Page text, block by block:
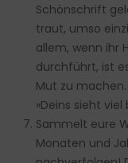
Schönschrift
traut, umso
allem, wenn ihr
durchführt, ist
Mut zu machen.
»Deins sieht
Sammelt eure
Monaten und